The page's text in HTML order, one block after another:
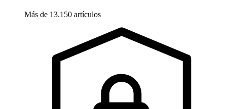
Más de 13.150 artículos